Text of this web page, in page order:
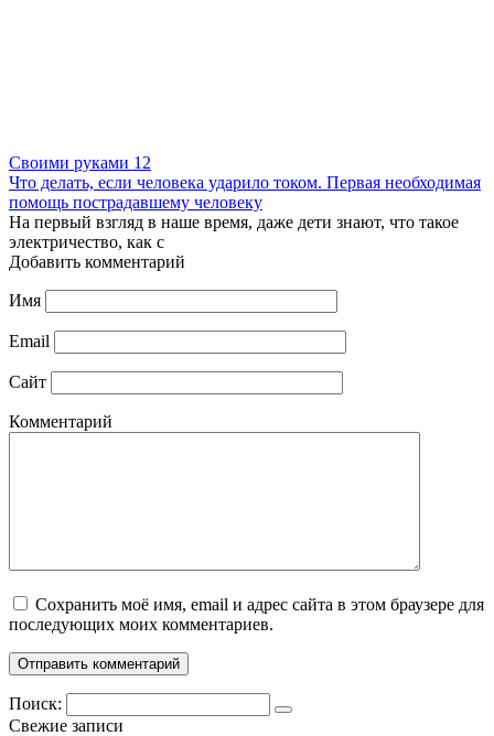
Своими руками 12
Что делать, если человека ударило током. Первая необходимая
помощь пострадавшему человеку
На первый взгляд в наше время, даже дети знают, что такое
электричество, как с
Добавить комментарий
Имя
Email
Сайт
Комментарий
Сохранить моё имя, email и адрес сайта в этом браузере для
последующих моих комментариев.
Поиск:
Свежие записи